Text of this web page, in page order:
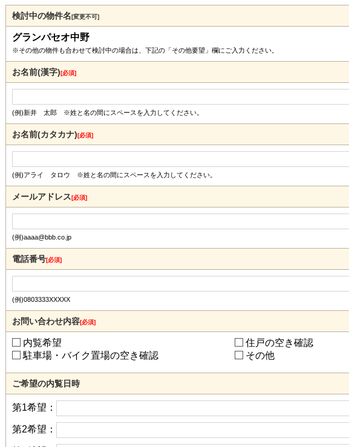
検討中の物件名[変更不可]
グランパセオ中野
※その他の物件も合わせて検討中の場合は、下記の「その他要望」欄にご入力ください。
お名前(漢字)[必須]
(例)新井 太郎 ※姓と名の間にスペースを入力してください。
お名前(カタカナ)[必須]
(例)アライ タロウ ※姓と名の間にスペースを入力してください。
メールアドレス[必須]
(例)aaaa@bbb.co.jp
電話番号[必須]
(例)0803333XXXXX
お問い合わせ内容[必須]
内覧希望
住戸の空き確認
駐車場・バイク置場の空き確認
その他
ご希望の内覧日時
第1希望：
第2希望：